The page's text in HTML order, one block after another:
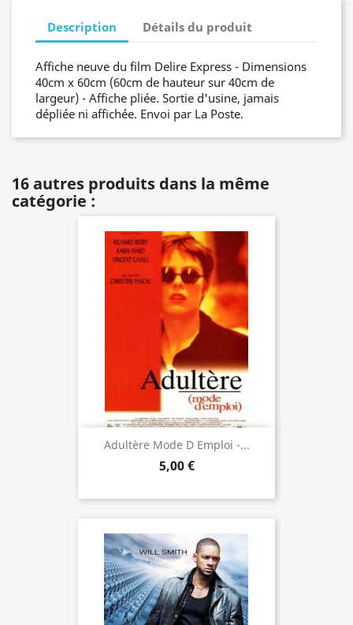
Description Détails du produit
Affiche neuve du film Delire Express - Dimensions
40cm x 60cm (60cm de hauteur sur 40cm de
largeur) - Affiche pliée. Sortie d'usine, jamais
dépliée ni affichée. Envoi par La Poste.
16 autres produits dans la même
catégorie :
Adultère Mode D Emploi -...
5,00 €